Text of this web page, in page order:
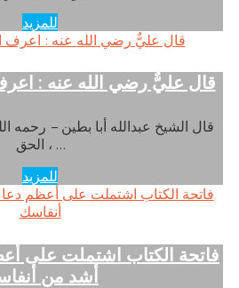
للمزيد
قال عليٌّ رضي الله عنه :
قال الشيخ عبدالله أبا بطين – رحمه
الحق ، …
للمزيد
فاتحة الكتاب اشتملت على
أشد من